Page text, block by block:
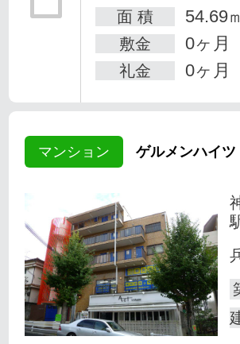
面 積 54.69
敷金 0ヶ月
礼金 0ヶ月
マンション ゲルメンハイツ